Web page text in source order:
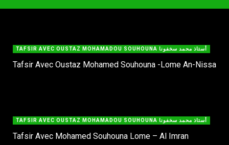
Mohamadou Makiou Dramé TAFSIR AVEC OUSTAZ MOHAMADOU SOUHOUNA أستاذ محمد سخفونا
Tafsir Avec Oustaz Mohamed Souhouna -Lome An-Nissa
TAFSIR AVEC OUSTAZ MOHAMADOU SOUHOUNA أستاذ محمد سخفونا
Tafsir Avec Mohamed Souhouna Lome – Al Imran